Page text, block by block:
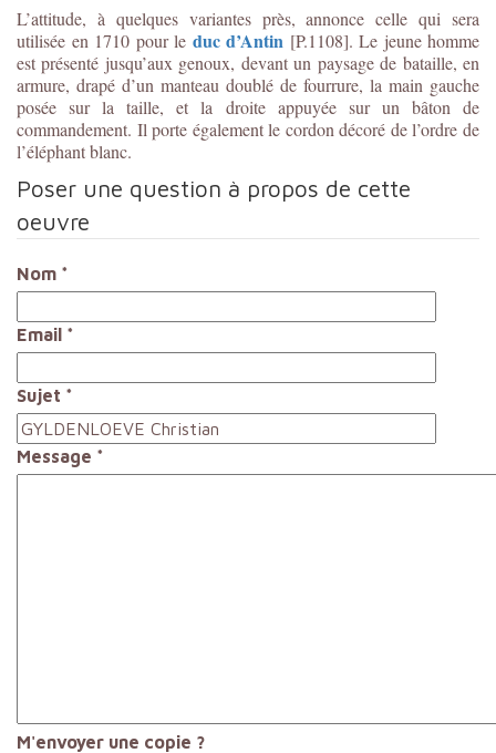
L’attitude, à quelques variantes près, annonce celle qui sera
utilisée en 1710 pour le duc d’Antin [P.1108]. Le jeune homme
est présenté jusqu’aux genoux, devant un paysage de bataille, en
armure, drapé d’un manteau doublé de fourrure, la main gauche
posée sur la taille, et la droite appuyée sur un bâton de
commandement. Il porte également le cordon décoré de l’ordre de
l’éléphant blanc.
Poser une question à propos de cette
oeuvre
Nom *
Email *
Sujet *
Message *
M'envoyer une copie ?